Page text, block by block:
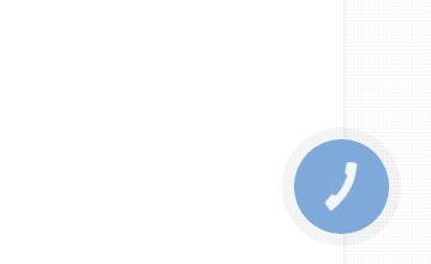
КНОПКА
ЗВ'ЯЗКУ